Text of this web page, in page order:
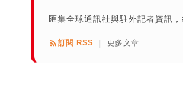
匯集全球通訊社與駐外記者資訊
訂閱 RSS | 更多文章